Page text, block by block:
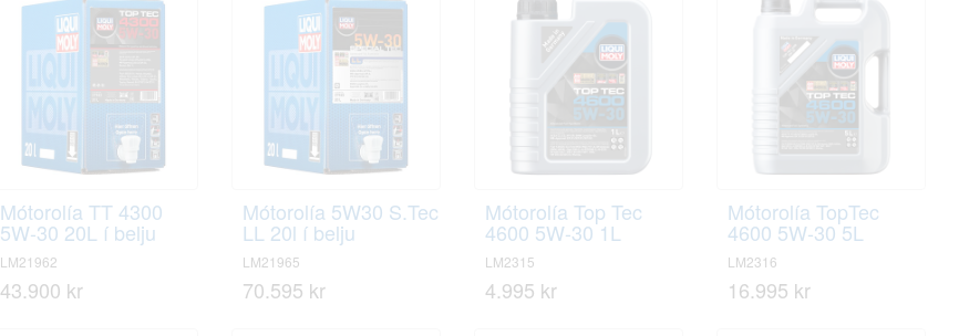
Mótorolía TT 4300
5W-30 20L í belju
LM21962
43.900 kr
Mótorolía 5W30 S.Tec
LL 20l í belju
LM21965
70.595 kr
Mótorolía Top Tec
4600 5W-30 1L
LM2315
4.995 kr
Mótorolía TopTec
4600 5W-30 5L
LM2316
16.995 kr